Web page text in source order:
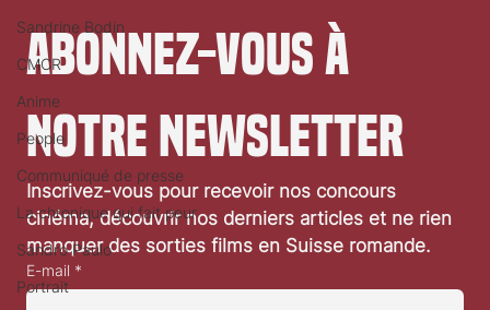
Sandrine Bodin
CMCR
Anime
People
Communiqué de presse
La chronique qui fait peur
Sandro Paulo
Portrait
Festival de Locarno 2026: Wild at Heart
Abonnez-vous à
notre newsletter
Inscrivez-vous pour recevoir nos concours
cinéma, découvrir nos derniers articles et ne rien
manquer des sorties films en Suisse romande.
E-mail *